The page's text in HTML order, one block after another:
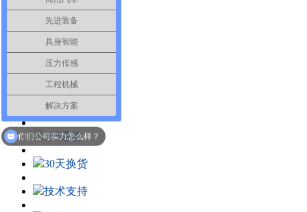
视频直观解析
探索技术主题
咨询建议
在线填写相关问题
为您对接客服解答
品质保证
7天退货
30天换货
技术支持
先进装备
具身智能
压力传感
工程机械
解决方案
你们公司实力怎么样？
你们的产品质量怎么样？